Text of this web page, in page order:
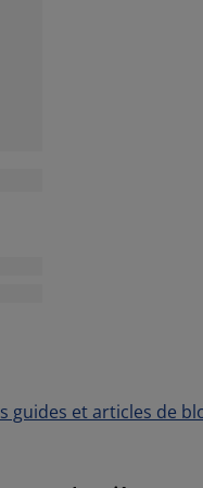
guides et articles de